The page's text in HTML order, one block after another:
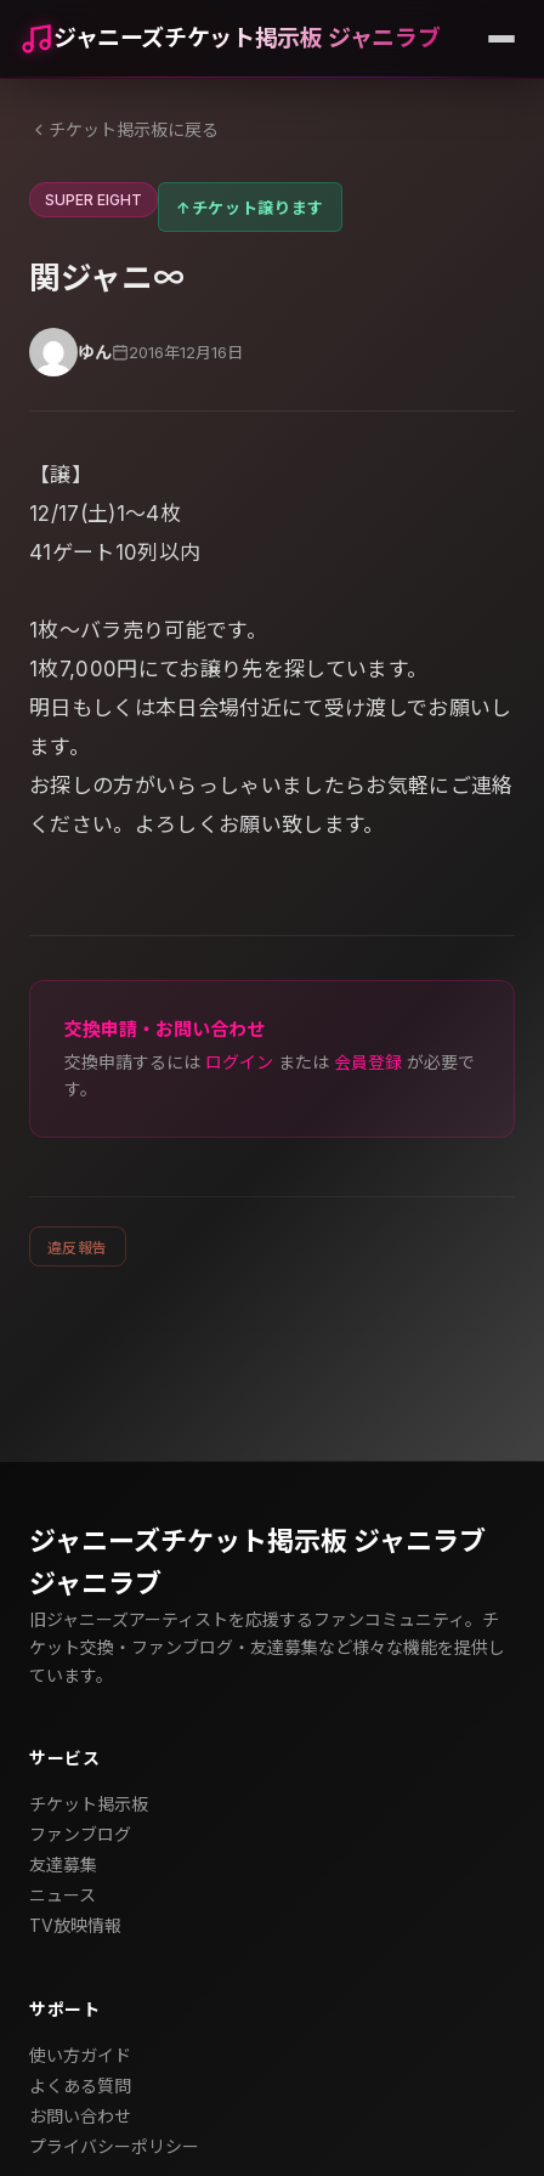
ジャニーズチケット掲示板 ジャニラブ
チケット掲示板に戻る
SUPER EIGHT ↑ チケット譲ります
関ジャニ∞
ゆん 2016年12月16日
【譲】
12/17(土)1～4枚
41ゲート10列以内
1枚～バラ売り可能です。
1枚7,000円にてお譲り先を探しています。
明日もしくは本日会場付近にて受け渡しでお願いし
ます。
お探しの方がいらっしゃいましたらお気軽にご連絡
ください。よろしくお願い致します。
交換申請・お問い合わせ
交換申請するには ログイン または 会員登録 が必要で
す。
違反報告
ジャニーズチケット掲示板 ジャニラブ
ジャニラブ
旧ジャニーズアーティストを応援するファンコミュニティ。チ
ケット交換・ファンブログ・友達募集など様々な機能を提供し
ています。
サービス
チケット掲示板
ファンブログ
友達募集
ニュース
TV放映情報
サポート
使い方ガイド
よくある質問
お問い合わせ
プライバシーポリシー